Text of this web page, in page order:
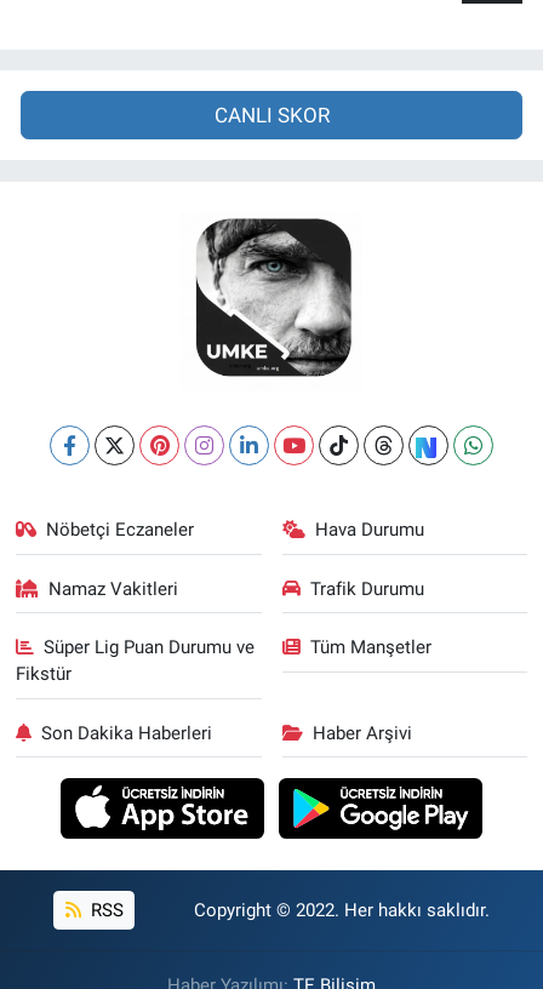
CANLI SKOR
Nöbetçi Eczaneler Hava Durumu
Namaz Vakitleri Trafik Durumu
Süper Lig Puan Durumu ve
Fikstür
Tüm Manşetler
Son Dakika Haberleri Haber Arşivi
RSS Copyright © 2022. Her hakkı saklıdır.